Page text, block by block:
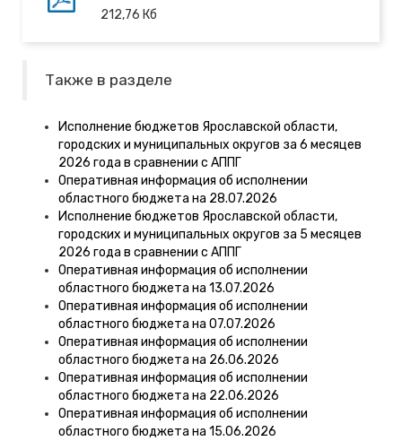
212,76 Кб
Также в разделе
Исполнение бюджетов Ярославской области,
городских и муниципальных округов за 6 месяцев
2026 года в сравнении с АППГ
Оперативная информация об исполнении
областного бюджета на 28.07.2026
Исполнение бюджетов Ярославской области,
городских и муниципальных округов за 5 месяцев
2026 года в сравнении с АППГ
Оперативная информация об исполнении
областного бюджета на 13.07.2026
Оперативная информация об исполнении
областного бюджета на 07.07.2026
Оперативная информация об исполнении
областного бюджета на 26.06.2026
Оперативная информация об исполнении
областного бюджета на 22.06.2026
Оперативная информация об исполнении
областного бюджета на 15.06.2026